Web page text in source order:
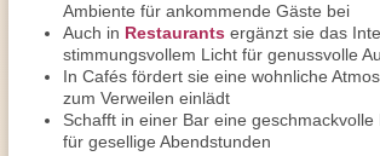
Ambiente für ankommende Gäste bei
Auch in Restaurants ergänzt sie das
stimmungsvollem Licht für genussvolle
In Cafés fördert sie eine wohnliche
zum Verweilen einlädt
Schafft in einer Bar eine geschmackvolle
für gesellige Abendstunden